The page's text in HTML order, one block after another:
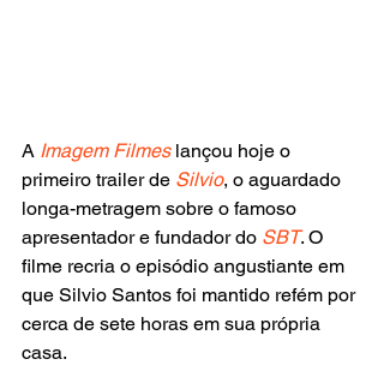
A Imagem Filmes lançou hoje o
primeiro trailer de Silvio, o aguardado
longa-metragem sobre o famoso
apresentador e fundador do SBT. O
filme recria o episódio angustiante em
que Silvio Santos foi mantido refém por
cerca de sete horas em sua própria
casa.